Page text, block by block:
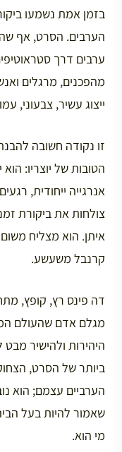
בזמן אמת נשמעו
הערבים. הסרט, אף
ערבים דרך
מהפכנים, מרגלים
ייצוג עשיר, צבעוני,
זו נקודה חשובה
הטובות של יוצריו:
אנרגייה ייחודית,
צולחות את ביקורת
איתן. הוא מצליח
קרנבל משעשע.
דה פינס רץ, קופץ,
מגלם אדם שהעולם
היהירות ולהישיר
ביותר של הסרט, הצחוק
הערביים עצמם; הוא
שאמור להיות בעל
מי הוא.